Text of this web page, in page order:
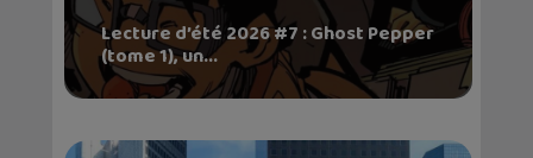
Lecture d’été 2026 #7 : Ghost Pepper
(tome 1), un...